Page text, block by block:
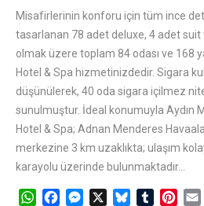
Misafirlerinin konforu için tüm ince
tasarlanan 78 adet deluxe, 4 adet suit
olmak üzere toplam 84 odası ve 168
Hotel & Spa hizmetinizdedir. Sigara
düşünülerek, 40 oda sigara içilmez
sunulmuştur. İdeal konumuyla Aydın
Hotel & Spa; Adnan Menderes
merkezine 3 km uzaklıkta; ulaşım
karayolu üzerinde bulunmaktadır…
WhatsAppFacebookMessengerBlueskyTumblr